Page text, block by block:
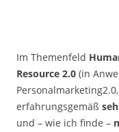
Im Themenfeld
Resource 2.0 (in
erfahrungsgemäß
und – wie ich finde –